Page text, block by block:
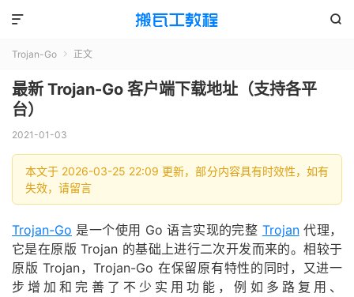


Trojan-Go  正文
最新 Trojan-Go 客户端下载地址（支持各平
台）
2021-01-03
本文于 2026-03-25 22:09 更新，部分内容具有时效性，如有
失效，请留言
Trojan-Go 是一个使用 Go 语言实现的完整 Trojan代理，
它是在原版 Trojan 的基础上进行二次开发而来的。相较于
原版 Trojan，Trojan-Go 在保留原有特性的同时，又进一
步增加和完善了不少实用功能，例如多路复用、